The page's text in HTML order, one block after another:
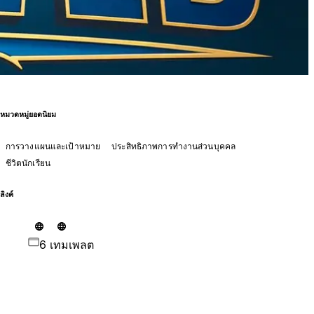
หมวดหมู่ยอดนิยม
การวางแผนและเป้าหมาย
ประสิทธิภาพการทำงานส่วนบุคคล
ชีวิตนักเรียน
ลิงค์
6 เทมเพลต